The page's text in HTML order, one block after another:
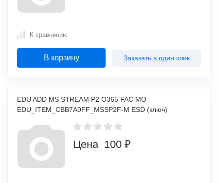
К сравнению
В корзину Заказать в один клик
EDU ADD MS STREAM P2 O365 FAC MO
EDU_ITEM_CBB7A0FF_MSSP2F-M ESD (ключ)
Цена 100 ₽